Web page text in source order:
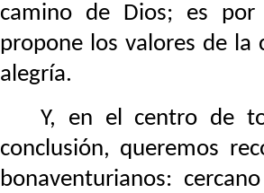
camino de Dios; es
propone los valores de la
alegría.
Y, en el centro de
conclusión, queremos
bonaventurianos: